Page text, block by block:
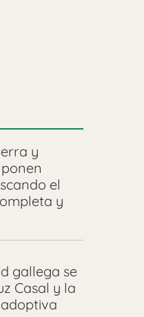
y
el
y
gallega se
Casal y la